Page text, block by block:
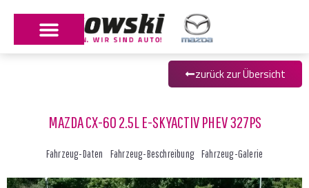
zurück zur Übersicht
MAZDA CX-60 2.5L E-SKYACTIV PHEV 327PS
Fahrzeug-Daten Fahrzeug-Beschreibung Fahrzeug-Galerie